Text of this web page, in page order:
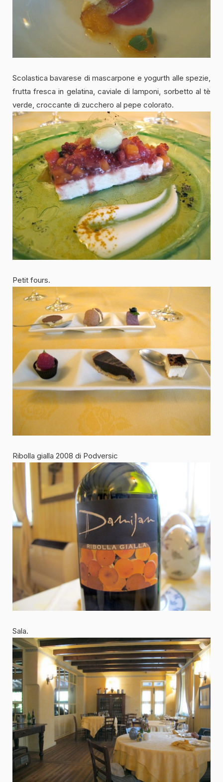
Scolastica bavarese di mascarpone e yogurth alle spezie,
frutta fresca in gelatina, caviale di lamponi, sorbetto al tè
verde, croccante di zucchero al pepe colorato.
Petit fours.
Ribolla gialla 2008 di Podversic
Sala.